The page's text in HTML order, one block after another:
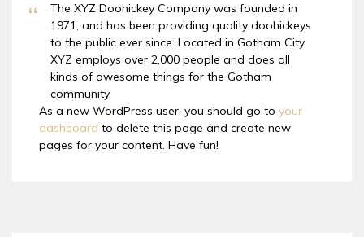
The XYZ Doohickey Company was founded in
1971, and has been providing quality doohickeys
to the public ever since. Located in Gotham City,
XYZ employs over 2,000 people and does all
kinds of awesome things for the Gotham
community.
As a new WordPress user, you should go toyour
dashboard to delete this page and create new
pages for your content. Have fun!